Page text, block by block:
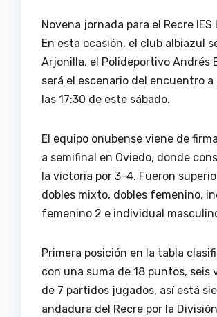
Novena jornada para el Recre IES
En esta ocasión, el club albiazul
Arjonilla, el Polideportivo Andrés
será el escenario del encuentro
las 17:30 de este sábado.
El equipo onubense viene de
a semifinal en Oviedo, donde
la victoria por 3-4. Fueron
dobles mixto, dobles femenino,
femenino 2 e individual
Primera posición en la tabla
con una suma de 18 puntos, seis
de 7 partidos jugados, así está
andadura del Recre por la